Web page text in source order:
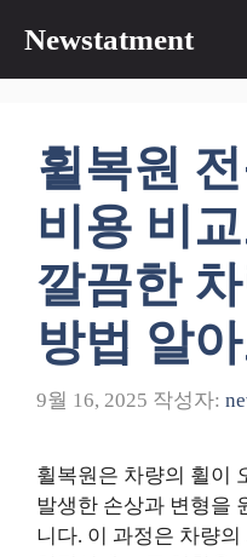
츠
Newstatment
휠복원
비용 비
깔끔한
방법 알
9월 16, 2025 작성자:
휠복원은 차량의 휠이
발생한 손상과 변형을
니다. 이 과정은 차량